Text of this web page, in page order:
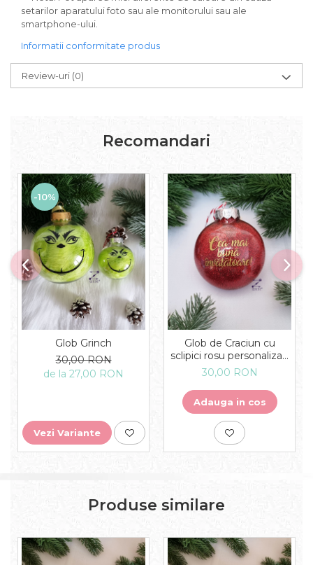
setarilor aparatului foto sau ale monitorului sau ale
smartphone-ului.
Informatii conformitate produs
Review-uri (0)
Recomandari
-10%
Glob Grinch
30,00 RON
de la 27,00 RON
Vezi Variante
Glob de Craciun cu
sclipici rosu personalizat:
Cea mai buna
invatatoare, 8 cm, din
plastic
30,00 RON
Adauga in cos
Produse similare